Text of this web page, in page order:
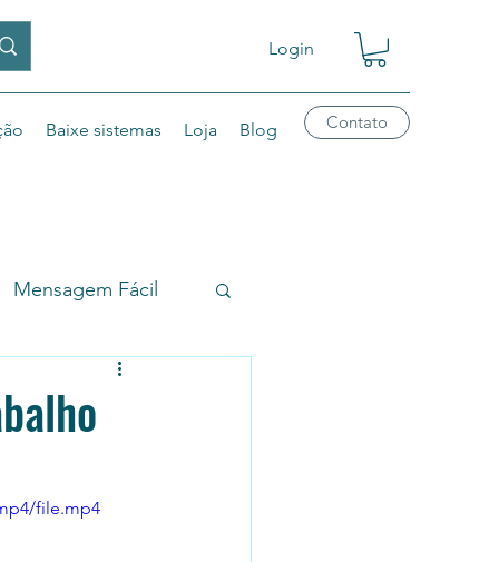
Login
Baixe sistemas Loja Blog Contato
Mensagem Fácil
file.mp4